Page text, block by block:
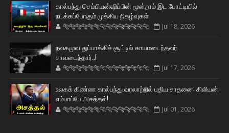
கால்பந்து செம்பியன்ஷிப்பின் மூன்றாம் இட போட்டியில்
நடக்கப்போகும் முக்கிய நிகழ்வுகள்
🐅🐅🐅🐅🐅🐅🐆🐆🐆🐆🐆🐆🐆🐆 Jul 18, 2026
நவகமுவ துப்பாக்கிச் சூட்டில் காயமடைந்தவர்
சாவடைந்தார்..!
🐅🐅🐅🐅🐅🐅🐆🐆🐆🐆🐆🐆🐆🐆 Jul 17, 2026
உலகக் கிண்ண கால்பந்து வரலாற்றில் புதிய சாதனை: கிலியன்
எம்பாப்பே அசத்தல்!
🐅🐅🐅🐅🐅🐅🐆🐆🐆🐆🐆🐆🐆🐆 Jul 01, 2026